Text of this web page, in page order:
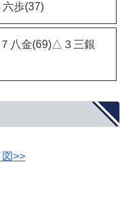
歩(37)
八金(69)△３三銀
>>